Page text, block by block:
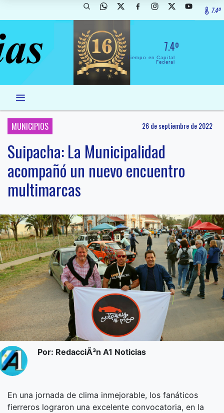
7.4º
7.4º
El Tiempo en Capital
Federal
MUNICIPIOS 26 de septiembre de 2022
Suipacha: La Municipalidad
acompañó un nuevo encuentro
multimarcas
Por: RedacciÃ³n A1 Noticias
En una jornada de clima inmejorable, los fanáticos
fierreros lograron una excelente convocatoria, en la